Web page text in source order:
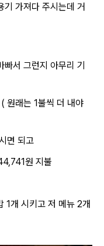
기 가져다 주시는데 거
빠서 그런지 아무리 기
원래는 1불씩 더 내야
면 되고
원 지불
1개 시키고 저 메뉴 2개